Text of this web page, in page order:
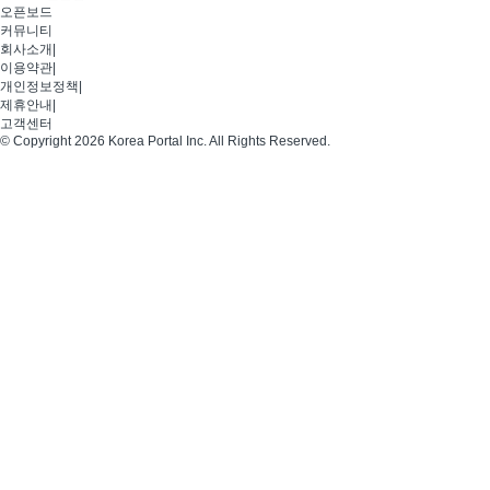
오픈보드
커뮤니티
회사소개
이용약관
개인정보정책
제휴안내
고객센터
© Copyright 2026 Korea Portal Inc. All Rights Reserved.